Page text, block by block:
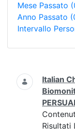
Mese Passato
Anno Passato
Intervallo
Ricerca
Italian
Risultati